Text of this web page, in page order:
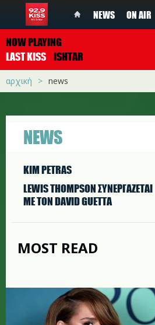
NEWS ON AIR
NOW PLAYING
LAST KISS ISHTAR
αρχική news
NEWS
KIM PETRAS
LEWIS THOMPSON ΣΥΝΕΡΓAΖΕΤΑΙ
ΜΕ ΤΟΝ DAVID GUETTA
MOST READ